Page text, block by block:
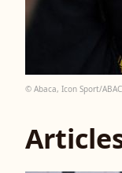
© Abaca, Icon Sport/